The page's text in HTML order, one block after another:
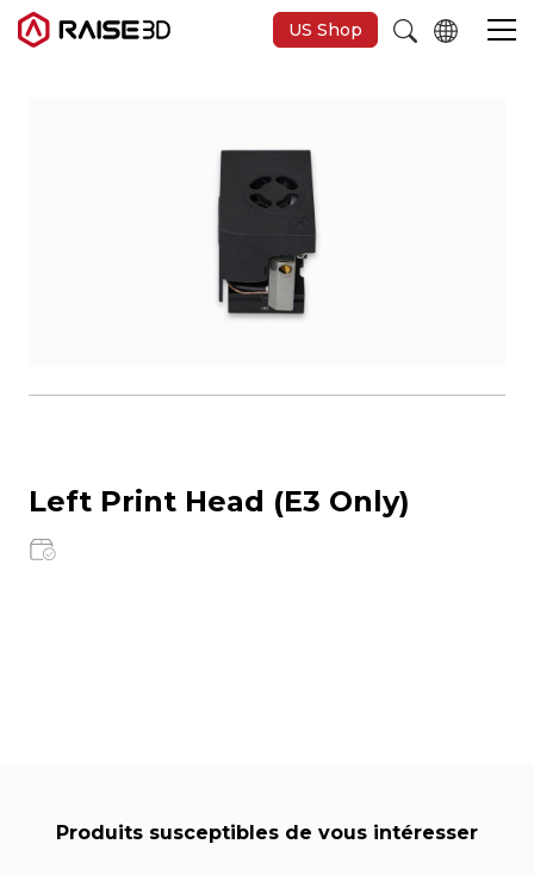
US Shop
Imprimantes 3D
Left Print Head (E3 Only)
Produits susceptibles de vous intéresser